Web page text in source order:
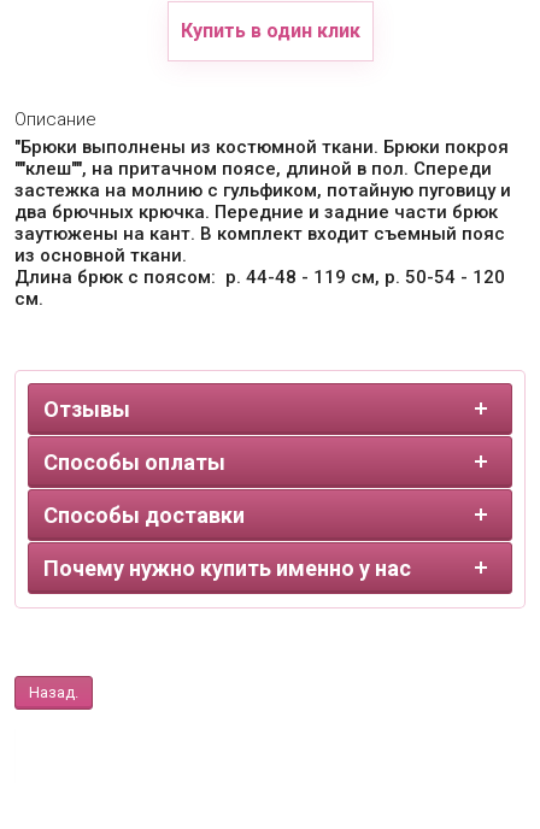
Купить в один клик
Описание
"Брюки выполнены из костюмной ткани. Брюки покроя
""клеш"", на притачном поясе, длиной в пол. Спереди
застежка на молнию с гульфиком, потайную пуговицу и
два брючных крючка. Передние и задние части брюк
заутюжены на кант. В комплект входит съемный пояс
из основной ткани.
Длина брюк с поясом: р. 44-48 - 119 см, р. 50-54 - 120
см.
Отзывы
Способы оплаты
Способы доставки
Почему нужно купить именно у нас
Назад.